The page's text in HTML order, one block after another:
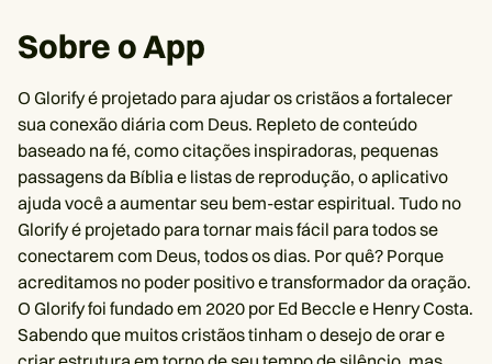
Sobre o App
O Glorify é projetado para ajudar os cristãos a fortalecer
sua conexão diária com Deus. Repleto de conteúdo
baseado na fé, como citações inspiradoras, pequenas
passagens da Bíblia e listas de reprodução, o aplicativo
ajuda você a aumentar seu bem-estar espiritual. Tudo no
Glorify é projetado para tornar mais fácil para todos se
conectarem com Deus, todos os dias. Por quê? Porque
acreditamos no poder positivo e transformador da oração.
O Glorify foi fundado em 2020 por Ed Beccle e Henry Costa.
Sabendo que muitos cristãos tinham o desejo de orar e